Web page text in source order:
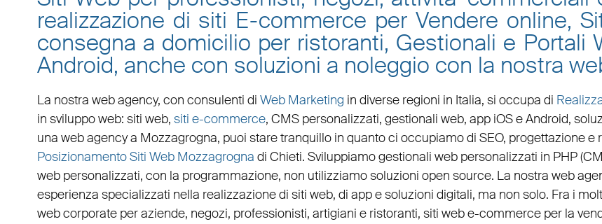
realizzazione di siti E-commerce per Vendere online,
consegna a domicilio per ristoranti, Gestionali e Portali
Android, anche con soluzioni a noleggio con la nostra
La nostra web agency, con consulenti di Web Marketing in diverse regioni in Italia, si occupa di
in sviluppo web: siti web, siti e-commerce, CMS personalizzati, gestionali web, app iOS e Android,
una web agency a Mozzagrogna, puoi stare tranquillo in quanto ci occupiamo di SEO, progettazione e
Posizionamento Siti Web Mozzagrogna di Chieti. Sviluppiamogestionali web personalizzati in PHP(
web personalizzati, con la programmazione, non utilizziamo soluzioni open source. La nostra web
esperienza specializzati nella realizzazione di siti web, di app e soluzioni digitali, ma non solo. Fra i
web corporateperaziende, negozi, professionisti, artigiani e ristoranti, siti web e-commerceper la